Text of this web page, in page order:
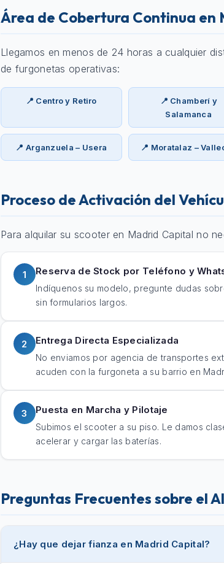
Área de Cobertura Continua en
Llegamos en menos de 24 horas a cualquier
de furgonetas operativas:
📍 Centro y Retiro
📍 Chamberí y
Salamanca
📍 Arganzuela – Usera 📍 Moratalaz –
Proceso de Activación del
Para alquilar su scooter en Madrid Capital no
1 Reserva de Stock por Teléfono y
Indíquenos su modelo, pregunte dudas
sin formularios largos.
2 Entrega Directa Especializada
No enviamos por agencia de transportes
acuden con la furgoneta a su barrio en
3 Puesta en Marcha y Pilotaje
Subimos el scooter a su piso. Le damos
acelerar y cargar las baterías.
Preguntas Frecuentes sobre el
¿Hay que dejar fianza en Madrid Capital?